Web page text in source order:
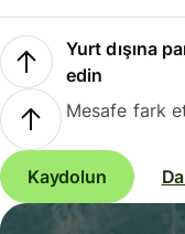
Yurt dışına
edin
Mesafe fark
Kaydolun